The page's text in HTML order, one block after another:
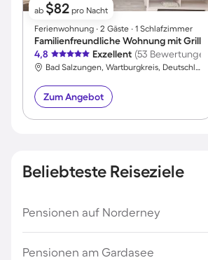
ab $82 pro Nacht
Ferienwohnung ∙ 2 Gäste ∙ 1 Schlafzimmer
Familienfreundliche Wohnung mit Grill
4,8
Exzellent (53 Bewertungen)
Bad Salzungen, Wartburgkreis, Deutschland
Zum Angebot
Beliebteste Reiseziele
Pensionen auf Norderney
Pensionen am Gardasee